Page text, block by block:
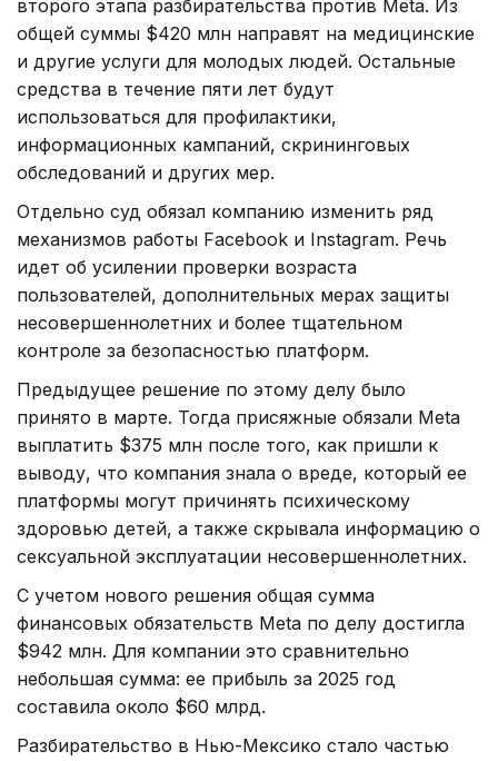
второго этапа разбирательства против Meta. Из
общей суммы $420 млн направят на медицинские
и другие услуги для молодых людей. Остальные
средства в течение пяти лет будут
использоваться для профилактики,
информационных кампаний, скрининговых
обследований и других мер.
Отдельно суд обязал компанию изменить ряд
механизмов работы Facebook и Instagram. Речь
идет об усилении проверки возраста
пользователей, дополнительных мерах защиты
несовершеннолетних и более тщательном
контроле за безопасностью платформ.
Предыдущее решение по этому делу было
принято в марте. Тогда присяжные обязали Meta
выплатить $375 млн после того, как пришли к
выводу, что компания знала о вреде, который ее
платформы могут причинять психическому
здоровью детей, а также скрывала информацию о
сексуальной эксплуатации несовершеннолетних.
С учетом нового решения общая сумма
финансовых обязательств Meta по делу достигла
$942 млн. Для компании это сравнительно
небольшая сумма: ее прибыль за 2025 год
составила около $60 млрд.
Разбирательство в Нью-Мексико стало частью